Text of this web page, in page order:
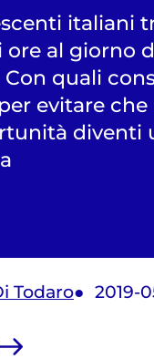
italiani
ore al giorno
quali
evitare che
diventi
Todaro 2019-